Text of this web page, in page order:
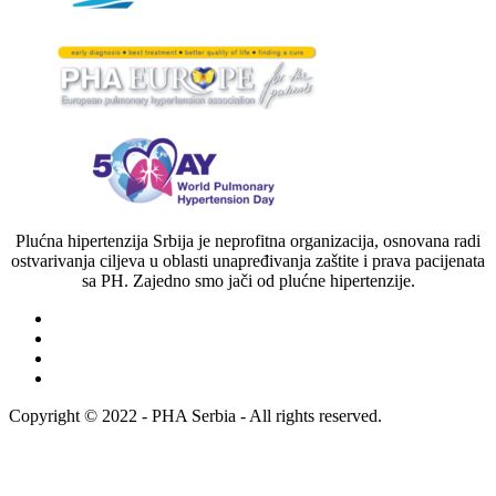
Plućna hipertenzija Srbija je neprofitna organizacija, osnovana radi
ostvarivanja ciljeva u oblasti unapređivanja zaštite i prava pacijenata
sa PH. Zajedno smo jači od plućne hipertenzije.
Copyright © 2022 - PHA Serbia - All rights reserved.